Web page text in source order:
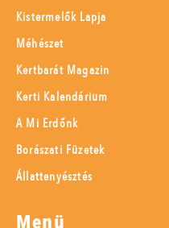
Kistermelők Lapja
Méhészet
Kertbarát Magazin
Kerti Kalendárium
A Mi Erdőnk
Borászati Füzetek
Állattenyésztés